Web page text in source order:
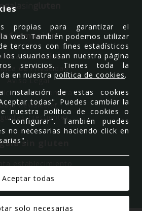
Información
de Cookies
de Privacidad
Aviso Legal
de compra
newsletter
Frecuentes
sin gluten
establecimiento
Quiénes somos
propias para garantizar el
web. También podemos utilizar
terceros con fines estadísticos
usuarios usan nuestra página
servicios. Tienes toda la
en nuestrapolítica de cookies.
instalación de estas cookies
todas". Puedes cambiar la
nuestra política de cookies o
También puedes
no necesarias haciendo click en